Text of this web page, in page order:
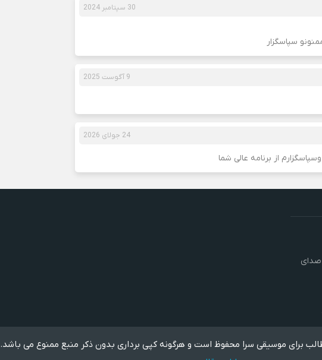
30 سپتامبر 2024
سپاسگزار
9 آگوست 2025
24 جولای 2026
از برنامه عالی شما
صدای
برای موسیقی سرا محفوظ است و هرگونه کپی برداری بدون ذکر منبع ممنوع می باشد.